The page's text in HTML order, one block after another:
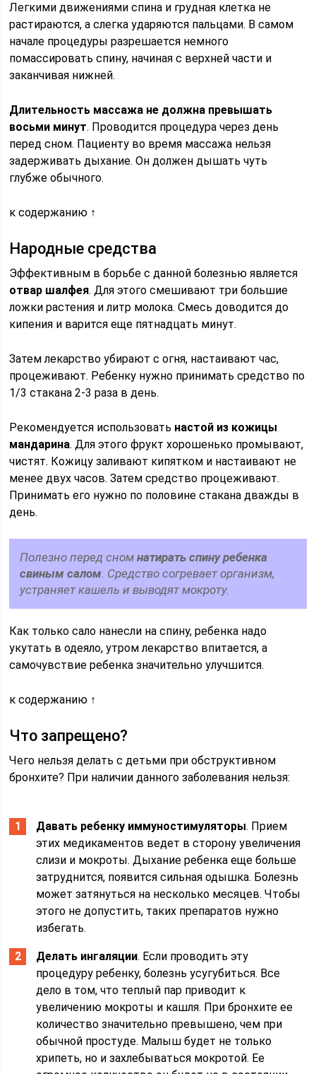
Легкими движениями спина и грудная клетка не
растираются, а слегка ударяются пальцами. В самом
начале процедуры разрешается немного
помассировать спину, начиная с верхней части и
заканчивая нижней.
Длительность массажа не должна превышать
восьми минут. Проводится процедура через день
перед сном. Пациенту во время массажа нельзя
задерживать дыхание. Он должен дышать чуть
глубже обычного.
к содержанию ↑
Народные средства
Эффективным в борьбе с данной болезнью является
отвар шалфея. Для этого смешивают три большие
ложки растения и литр молока. Смесь доводится до
кипения и варится еще пятнадцать минут.
Затем лекарство убирают с огня, настаивают час,
процеживают. Ребенку нужно принимать средство по
1/3 стакана 2-3 раза в день.
Рекомендуется использовать настой из кожицы
мандарина. Для этого фрукт хорошенько промывают,
чистят. Кожицу заливают кипятком и настаивают не
менее двух часов. Затем средство процеживают.
Принимать его нужно по половине стакана дважды в
день.
Полезно перед сномнатирать спину ребенка
свиным салом. Средство согревает организм,
устраняет кашель и выводят мокроту.
Как только сало нанесли на спину, ребенка надо
укутать в одеяло, утром лекарство впитается, а
самочувствие ребенка значительно улучшится.
к содержанию ↑
Что запрещено?
Чего нельзя делать с детьми при обструктивном
бронхите? При наличии данного заболевания нельзя:
Давать ребенку иммуностимуляторы. Прием
этих медикаментов ведет в сторону увеличения
слизи и мокроты. Дыхание ребенка еще больше
затруднится, появится сильная одышка. Болезнь
может затянуться на несколько месяцев. Чтобы
этого не допустить, таких препаратов нужно
избегать.
Делать ингаляции. Если проводить эту
процедуру ребенку, болезнь усугубиться. Все
дело в том, что теплый пар приводит к
увеличению мокроты и кашля. При бронхите ее
количество значительно превышено, чем при
обычной простуде. Малыш будет не только
хрипеть, но и захлебываться мокротой. Ее